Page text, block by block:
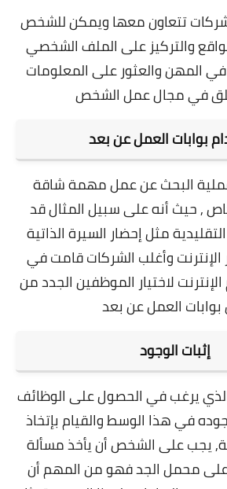
تتعاون معها ويمكن للشخص
والتركيز على الملف الشخصي
في المهن والعثور على المعلومات
في مجال عمل الشخص
بوابات العمل عن بعد
البحث عن عمل مهمة شاقة
, حيث أنه على سبيل المثال قد
مثل إحضار السيرة الذاتية
الإنترنت وأغلب الشركات قامت في
لاختيار الموظفين الجدد من
بوابات العمل عن بعد
إثبات الوجود
يرغب في الحصول على الوظائف
في هذا الوسط والقيام بإتخاذ
يجب على الشخص أن يأخذ مسألة
محمل الجد فهو من المهم أن